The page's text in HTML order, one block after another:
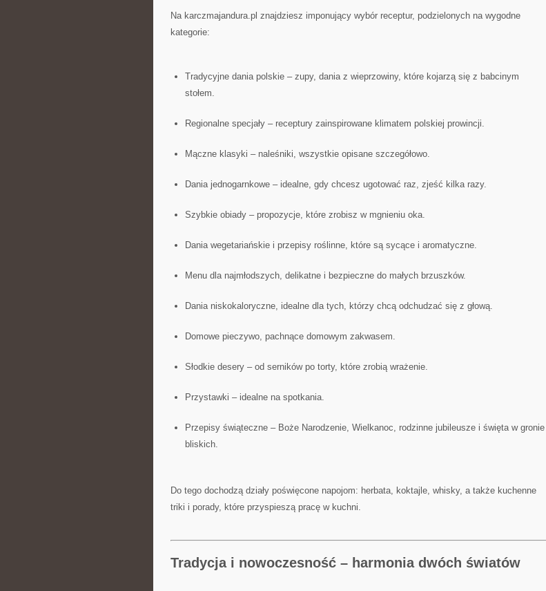
Na karczmajandura.pl znajdziesz imponujący wybór receptur, podzielonych na wygodne
kategorie:
Tradycyjne dania polskie – zupy, dania z wieprzowiny, które kojarzą się z babcinym
stołem.
Regionalne specjały – receptury zainspirowane klimatem polskiej prowincji.
Mączne klasyki – naleśniki, wszystkie opisane szczegółowo.
Dania jednogarnkowe – idealne, gdy chcesz ugotować raz, zjeść kilka razy.
Szybkie obiady – propozycje, które zrobisz w mgnieniu oka.
Dania wegetariańskie i przepisy roślinne, które są sycące i aromatyczne.
Menu dla najmłodszych, delikatne i bezpieczne do małych brzuszków.
Dania niskokaloryczne, idealne dla tych, którzy chcą odchudzać się z głową.
Domowe pieczywo, pachnące domowym zakwasem.
Słodkie desery – od serników po torty, które zrobią wrażenie.
Przystawki – idealne na spotkania.
Przepisy świąteczne – Boże Narodzenie, Wielkanoc, rodzinne jubileusze i święta w gronie
bliskich.
Do tego dochodzą działy poświęcone napojom: herbata, koktajle, whisky, a także kuchenne
triki i porady, które przyspieszą pracę w kuchni.
Tradycja i nowoczesność – harmonia dwóch światów